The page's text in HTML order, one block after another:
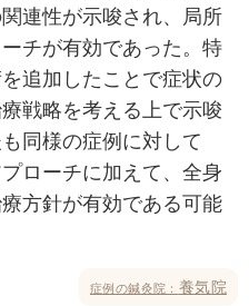
連性が示唆され、局所
チが有効であった。特
追加したことで症状の
戦略を考える上で示唆
同様の症例に対して
ローチに加えて、全身
方針が有効である可能
症例の鍼灸院： 養気院